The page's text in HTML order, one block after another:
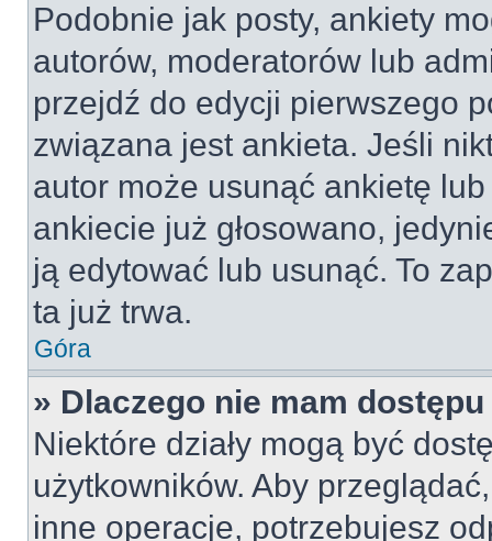
Podobnie jak posty, ankiety
autorów, moderatorów lub
przejdź do edycji pierwszego
związana jest ankieta. Jeśli
autor może usunąć ankietę
ankiecie już głosowano,
ją edytować lub usunąć. To
ta już trwa.
Góra
» Dlaczego nie mam dostępu
Niektóre działy mogą być
użytkowników. Aby
inne operacje, potrzebujesz